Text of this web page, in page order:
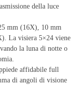
della luce
mm (16X), 10 mm
La visiera 5×24 viene
la luna di notte o
affidabile full
di angoli di visione